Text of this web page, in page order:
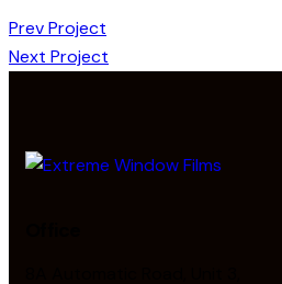
Prev Project
Next Project